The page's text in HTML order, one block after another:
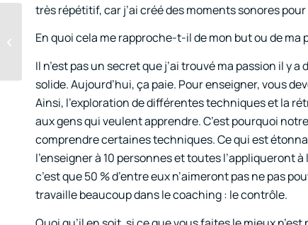
très répétitif, car j’ai créé des moments sonores
En quoi cela me rapproche-t-il de mon but ou de ma
Il n’est pas un secret que j’ai trouvé ma passion il y
solide. Aujourd’hui, ça paie. Pour enseigner, vous
Ainsi, l’exploration de différentes techniques et la
aux gens qui veulent apprendre. C’est pourquoi
comprendre certaines techniques. Ce qui est
l’enseigner à 10 personnes et toutes l’appliqueront
c’est que 50 % d’entre eux n’aimeront pas ne pas
travaille beaucoup dans le coaching : le contrôle.
Série « Conception
sonore et
: Accent et proporti...